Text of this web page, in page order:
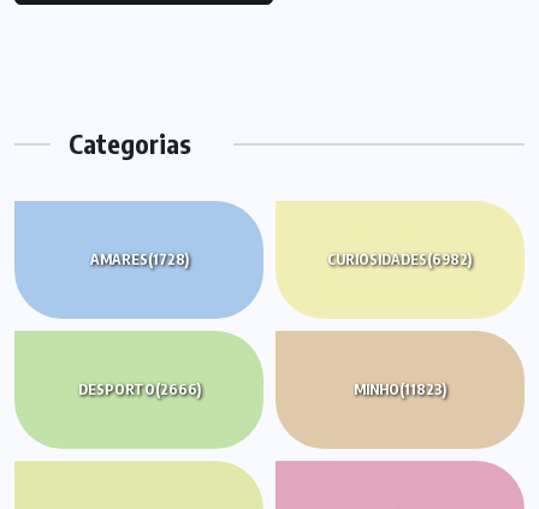
Categorias
AMARES(1728) CURIOSIDADES(6982)
DESPORTO(2666) MINHO(11823)